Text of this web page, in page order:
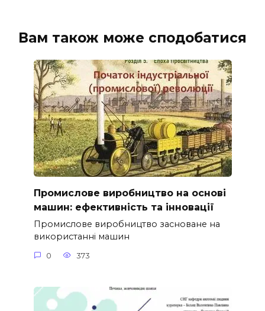
Вам також може сподобатися
Промислове виробництво на основі
машин: ефективність та інновації
Промислове виробництво засноване на
використанні машин
0 373